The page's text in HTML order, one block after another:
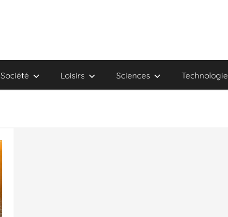
Société Loisirs Sciences Technologie